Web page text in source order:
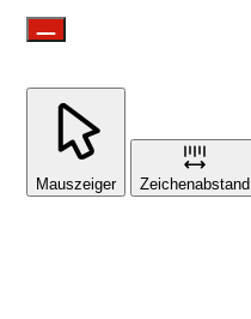
Mauszeiger Zeichenabstand